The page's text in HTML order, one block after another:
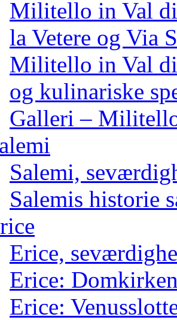
Militello in Val di
la Vetere og Via
Militello in Val di
og kulinariske
Galleri –
Salemi,
Salemis historie
Erice,
Erice:
Erice: